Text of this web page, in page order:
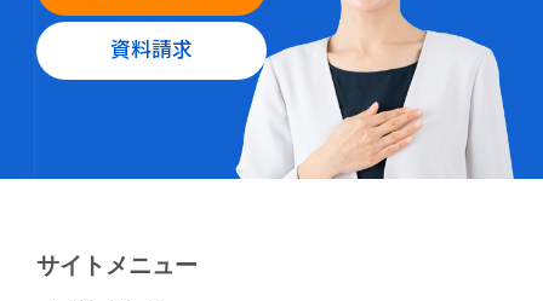
資料請求
サイトメニュー